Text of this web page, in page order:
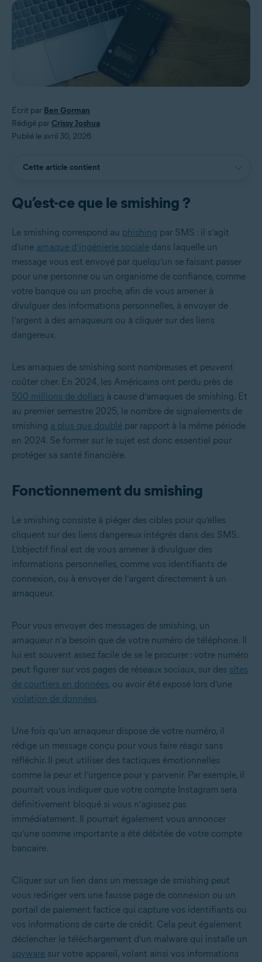
Écrit par Ben Gorman
Rédigé par Crissy Joshua
Publié le avril 30, 2026
Cette article contient
Qu’est-ce que le smishing ?
Le smishing correspond au phishing par SMS : il s’agit
d’une arnaque d’ingénierie sociale dans laquelle un
message vous est envoyé par quelqu’un se faisant passer
pour une personne ou un organisme de confiance, comme
votre banque ou un proche, afin de vous amener à
divulguer des informations personnelles, à envoyer de
l’argent à des arnaqueurs ou à cliquer sur des liens
dangereux.
Les arnaques de smishing sont nombreuses et peuvent
coûter cher. En 2024, les Américains ont perdu près de
500 millions de dollars à cause d’arnaques de smishing. Et
au premier semestre 2025, le nombre de signalements de
smishing a plus que doublé par rapport à la même période
en 2024. Se former sur le sujet est donc essentiel pour
protéger sa santé financière.
Fonctionnement du smishing
Le smishing consiste à piéger des cibles pour qu’elles
cliquent sur des liens dangereux intégrés dans des SMS.
L’objectif final est de vous amener à divulguer des
informations personnelles, comme vos identifiants de
connexion, ou à envoyer de l’argent directement à un
arnaqueur.
Pour vous envoyer des messages de smishing, un
arnaqueur n’a besoin que de votre numéro de téléphone. Il
lui est souvent assez facile de se le procurer : votre numéro
peut figurer sur vos pages de réseaux sociaux, sur des sites
de courtiers en données, ou avoir été exposé lors d’une
violation de données.
Une fois qu’un arnaqueur dispose de votre numéro, il
rédige un message conçu pour vous faire réagir sans
réfléchir. Il peut utiliser des tactiques émotionnelles
comme la peur et l’urgence pour y parvenir. Par exemple, il
pourrait vous indiquer que votre compte Instagram sera
définitivement bloqué si vous n’agissez pas
immédiatement. Il pourrait également vous annoncer
qu’une somme importante a été débitée de votre compte
bancaire.
Cliquer sur un lien dans un message de smishing peut
vous rediriger vers une fausse page de connexion ou un
portail de paiement factice qui capture vos identifiants ou
vos informations de carte de crédit. Cela peut également
déclencher le téléchargement d’un malware qui installe un
spyware sur votre appareil, volant ainsi vos informations